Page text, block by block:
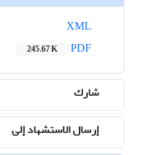
245.67 K
شارك
إرسال الاستشهاد إلى